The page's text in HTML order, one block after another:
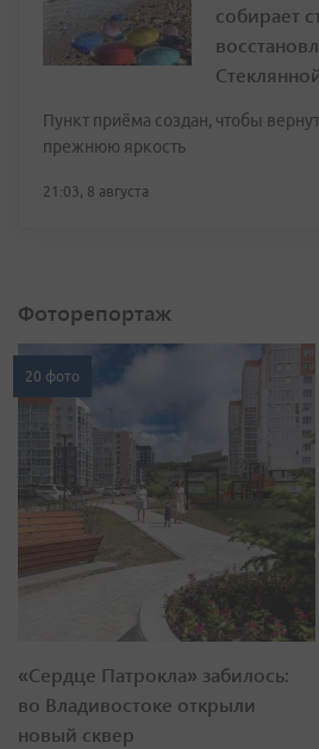
собирает
Стеклянной
Пункт приёма создан, чтобы
прежнюю яркость
21:03, 8 августа
Фоторепортаж
20 фото
«Сердце Патрокла» забилось:
во Владивостоке открыли
новый сквер